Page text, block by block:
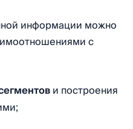
информации можно
с
и построения